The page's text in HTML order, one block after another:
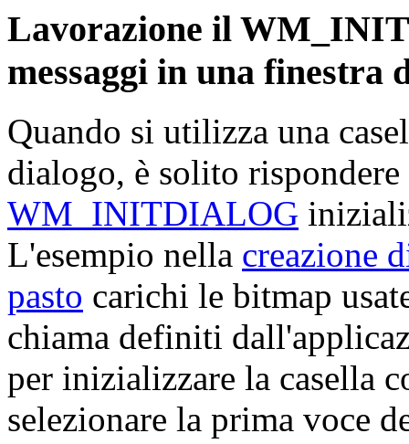
Lavorazione il
messaggi in una
Quando si utilizza una
dialogo, è solito rispondere
WM_INITDIALOG
L'esempio nella creazione
pasto carichi le bitmap
chiama definiti
per inizializzare la casella
selezionare la prima voce